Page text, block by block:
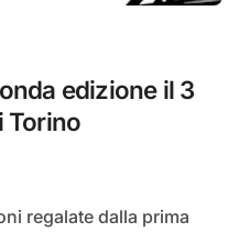
edizione il 3
Torino